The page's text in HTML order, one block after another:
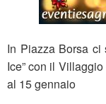
In Piazza Borsa ci
Ice” con il
al 15 gennaio